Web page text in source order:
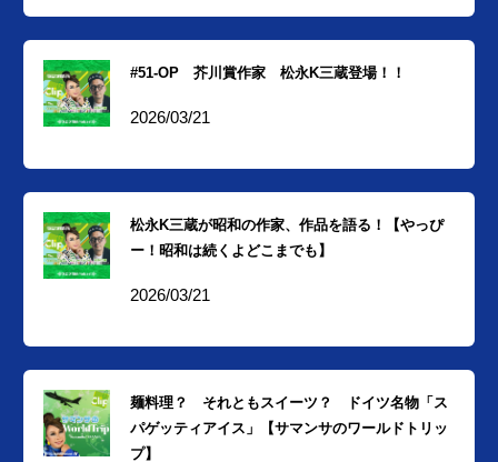
#51-OP 芥川賞作家 松永K三蔵登場！！
2026/03/21
松永K三蔵が昭和の作家、作品を語る！【やっぴ
ー！昭和は続くよどこまでも】
2026/03/21
麺料理？ それともスイーツ？ ドイツ名物「ス
パゲッティアイス」【サマンサのワールドトリッ
プ】